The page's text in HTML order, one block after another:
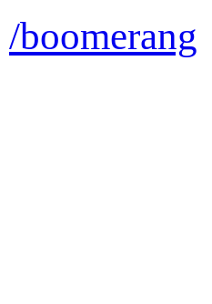
/boomerang